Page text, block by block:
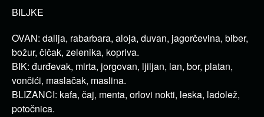
BILJKE
OVAN: dalija, rabarbara, aloja, duvan, jagorčevina, biber,
božur, čičak, zelenika, kopriva.
BIK: đurđevak, mirta, jorgovan, ljiljan, lan, bor, platan,
vončići, maslačak, maslina.
BLIZANCI: kafa, čaj, menta, orlovi nokti, leska, ladolež,
potočnica.